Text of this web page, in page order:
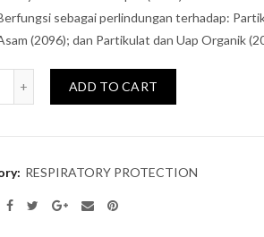
sebagai perlindungan terhadap:
(2096); dan Partikulat dan Uap Organik
ADD TO CART
RESPIRATORY PROTECTION